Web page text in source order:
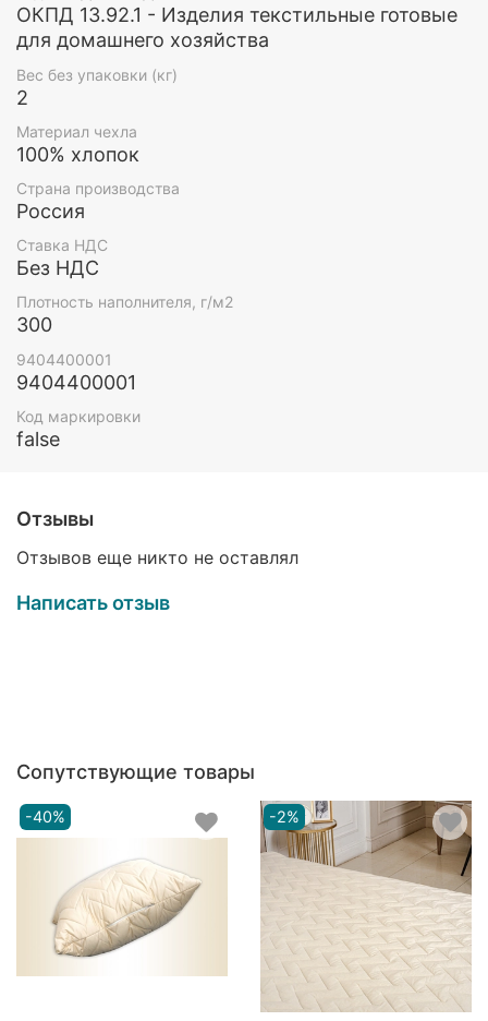
ОКПД 13.92.1 - Изделия текстильные готовые
для домашнего хозяйства
Вес без упаковки (кг)
2
Материал чехла
100% хлопок
Страна производства
Россия
Ставка НДС
Без НДС
Плотность наполнителя, г/м2
300
9404400001
9404400001
Код маркировки
false
Отзывы
Отзывов еще никто не оставлял
Написать отзыв
Сопутствующие товары
-40% -2%